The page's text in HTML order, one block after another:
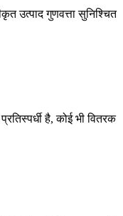
उत्पाद गुणवत्ता सुनिश्चित
है, कोई भी वितरक